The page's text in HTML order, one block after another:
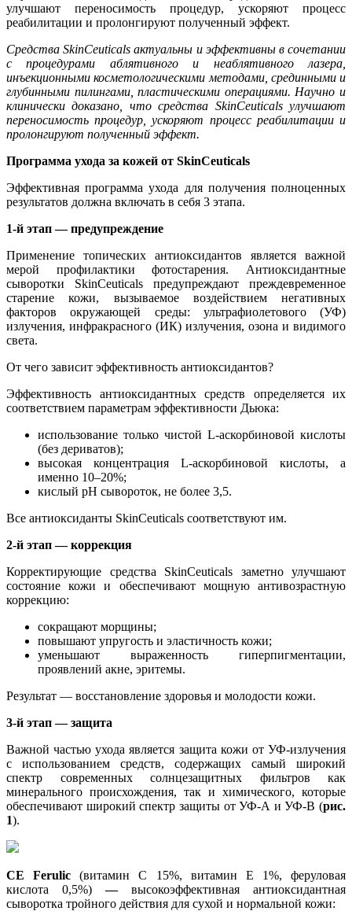
улучшают переносимость процедур, ускоряют процесс
реабилитации и пролонгируют полученный эффект.
Средства SkinCeuticals актуальны и эффективны в сочетании
с процедурами аблятивного и неаблятивного лазера,
инъекционными косметологическими методами, срединными и
глубинными пилингами, пластическими операциями. Научно и
клинически доказано, что средства SkinCeuticals улучшают
переносимость процедур, ускоряют процесс реабилитации и
пролонгируют полученный эффект.
Программа ухода за кожей от SkinCeuticals
Эффективная программа ухода для получения полноценных
результатов должна включать в себя 3 этапа.
1-й этап — предупреждение
Применение топических антиоксидантов является важной
мерой профилактики фотостарения. Антиоксидантные
сыворотки SkinCeuticals предупреждают преждевременное
старение кожи, вызываемое воздействием негативных
факторов окружающей среды: ультрафиолетового (УФ)
излучения, инфракрасного (ИК) излучения, озона и видимого
света.
От чего зависит эффективность антиоксидантов?
Эффективность антиоксидантных средств определяется их
соответствием параметрам эффективности Дьюка:
использование только чистой L-аскорбиновой кислоты
(без дериватов);
высокая концентрация L-аскорбиновой кислоты, а
именно 10–20%;
кислый pH сывороток, не более 3,5.
Все антиоксиданты SkinCeuticals соответствуют им.
2-й этап — коррекция
Корректирующие средства SkinCeuticals заметно улучшают
состояние кожи и обеспечивают мощную антивозрастную
коррекцию:
сокращают морщины;
повышают упругость и эластичность кожи;
уменьшают выраженность гиперпигментации,
проявлений акне, эритемы.
Результат — восстановление здоровья и молодости кожи.
3-й этап — защита
Важной частью ухода является защита кожи от УФ-излучения
с использованием средств, содержащих самый широкий
спектр современных солнцезащитных фильтров как
минерального происхождения, так и химического, которые
обеспечивают широкий спектр защиты от УФ-А и УФ-B (рис.
1).
CE Ferulic (витамин С 15%, витамин Е 1%, феруловая
кислота 0,5%) — высокоэффективная антиоксидантная
сыворотка тройного действия для сухой и нормальной кожи: